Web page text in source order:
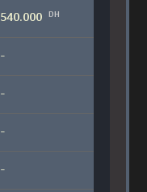
540.000 DH
-
-
-
-